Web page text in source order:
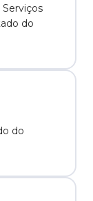
do
do